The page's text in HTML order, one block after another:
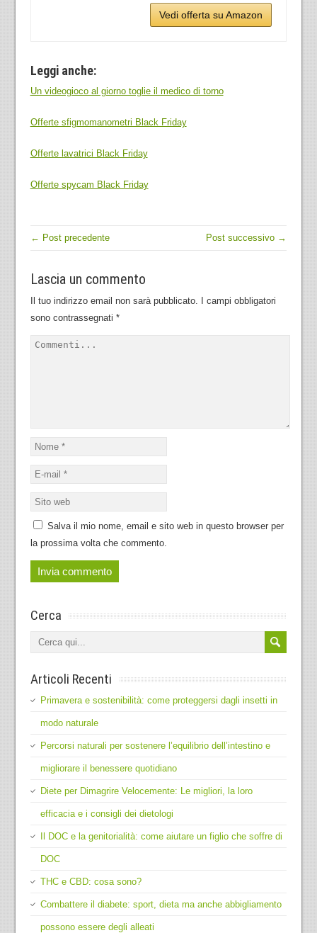
Vedi offerta su Amazon
Leggi anche:
Un videogioco al giorno toglie il medico di torno
Offerte sfigmomanometri Black Friday
Offerte lavatrici Black Friday
Offerte spycam Black Friday
← Post precedente Post successivo →
Lascia un commento
Il tuo indirizzo email non sarà pubblicato.
I campi obbligatori
sono contrassegnati *
Salva il mio nome, email e sito web in questo browser per
la prossima volta che commento.
Cerca
Articoli Recenti
Primavera e sostenibilità: come proteggersi dagli insetti in
modo naturale
Percorsi naturali per sostenere l’equilibrio dell’intestino e
migliorare il benessere quotidiano
Diete per Dimagrire Velocemente: Le migliori, la loro
efficacia e i consigli dei dietologi
Il DOC e la genitorialità: come aiutare un figlio che soffre di
DOC
THC e CBD: cosa sono?
Combattere il diabete: sport, dieta ma anche abbigliamento
possono essere degli alleati